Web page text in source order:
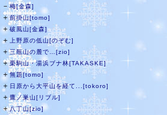
－梅[金森]
＋前掛山[tomo]
＋ 破風山[金森]
＋ 上野原の低山[のぞむ]
＋三瓶山の麓で…[zio]
＋栗駒山・湯浜ブナ林[TAKASKE]
＋無題[tomo]
＋ 日原から大平山を経て...[tokoro]
＋鷹ノ巣山[リブル]
＋八丁山[zio]